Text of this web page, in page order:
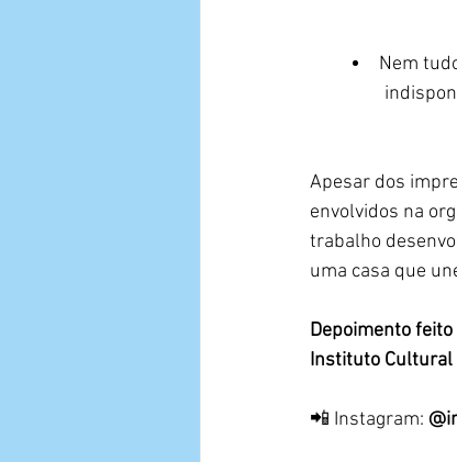
Nem
Apesar dos
envolvidos na
trabalho
uma casa que
Depoimento feito
Instituto Cultural
📲 Instagram: